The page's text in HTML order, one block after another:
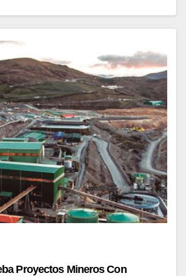
Proyectos Mineros Con